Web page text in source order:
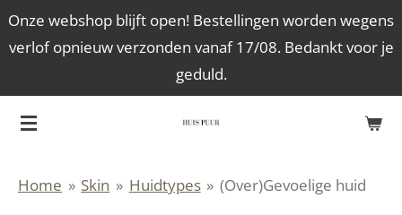
Ga
direct
de
hoofdinhoud
Onze webshop blijft open! Bestellingen worden wegens
verlof opnieuw verzonden vanaf 17/08. Bedankt voor je
geduld.
Home » Skin » Huidtypes » (Over)Gevoelige huid